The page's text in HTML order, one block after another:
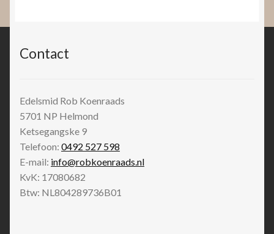
Contact
Edelsmid Rob Koenraads
5701 NP Helmond
Ketsegangske 9
Telefoon: 0492 527 598
E-mail: info@robkoenraads.nl
KvK: 17080682
Btw: NL804289736B01